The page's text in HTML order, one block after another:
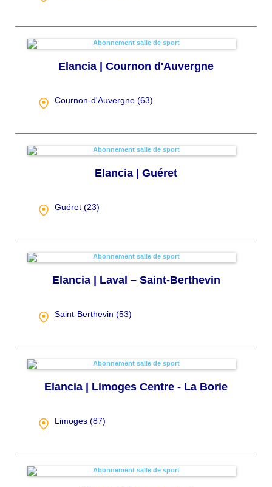
Elancia | Cournon d'Auvergne
Cournon-d'Auvergne (63)
Elancia | Guéret
Guéret (23)
Elancia | Laval – Saint-Berthevin
Saint-Berthevin (53)
Elancia | Limoges Centre - La Borie
Limoges (87)